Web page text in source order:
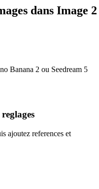
dans Image 2
Banana 2 ou Seedream 5
ajoutez references et